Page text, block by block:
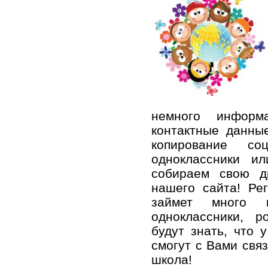
немного
контактные
копирование
одноклассники
собираем свою
нашего сайта!
займет много
одноклассники,
будут знать,
смогут с Вами
школа!